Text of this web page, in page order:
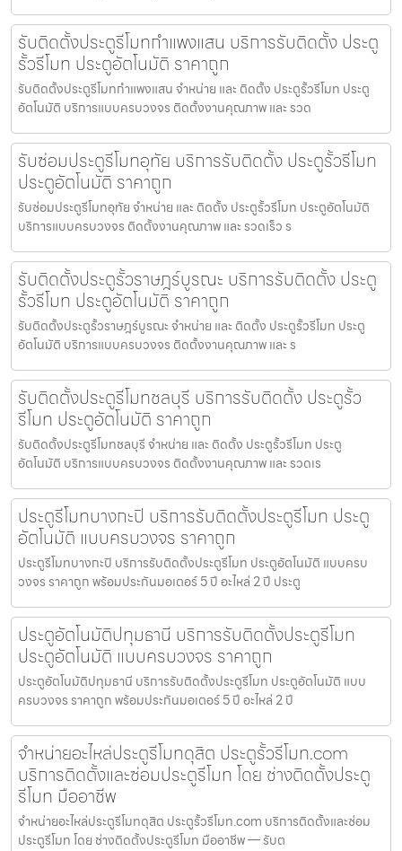
รับติดตั้งประตูรีโมทกำแพงแสน บริการรับติดตั้ง ประตู
รั้วรีโมท ประตูอัตโนมัติ ราคาถูก
รับติดตั้งประตูรีโมทกำแพงแสน จำหน่าย และ ติดตั้ง ประตูรั้วรีโมท ประตู
อัตโนมัติ บริการแบบครบวงจร ติดตั้งงานคุณภาพ และ รวด
รับซ่อมประตูรีโมทอุทัย บริการรับติดตั้ง ประตูรั้วรีโมท
ประตูอัตโนมัติ ราคาถูก
รับซ่อมประตูรีโมทอุทัย จำหน่าย และ ติดตั้ง ประตูรั้วรีโมท ประตูอัตโนมัติ
บริการแบบครบวงจร ติดตั้งงานคุณภาพ และ รวดเร็ว ร
รับติดตั้งประตูรั้วราษฎร์บูรณะ บริการรับติดตั้ง ประตู
รั้วรีโมท ประตูอัตโนมัติ ราคาถูก
รับติดตั้งประตูรั้วราษฎร์บูรณะ จำหน่าย และ ติดตั้ง ประตูรั้วรีโมท ประตู
อัตโนมัติ บริการแบบครบวงจร ติดตั้งงานคุณภาพ และ ร
รับติดตั้งประตูรีโมทชลบุรี บริการรับติดตั้ง ประตูรั้ว
รีโมท ประตูอัตโนมัติ ราคาถูก
รับติดตั้งประตูรีโมทชลบุรี จำหน่าย และ ติดตั้ง ประตูรั้วรีโมท ประตู
อัตโนมัติ บริการแบบครบวงจร ติดตั้งงานคุณภาพ และ รวดเร
ประตูรีโมทบางกะปิ บริการรับติดตั้งประตูรีโมท ประตู
อัตโนมัติ แบบครบวงจร ราคาถูก
ประตูรีโมทบางกะปิ บริการรับติดตั้งประตูรีโมท ประตูอัตโนมัติ แบบครบ
วงจร ราคาถูก พร้อมประกันมอเตอร์ 5 ปี อะไหล่ 2 ปี ประตู
ประตูอัตโนมัติปทุมธานี บริการรับติดตั้งประตูรีโมท
ประตูอัตโนมัติ แบบครบวงจร ราคาถูก
ประตูอัตโนมัติปทุมธานี บริการรับติดตั้งประตูรีโมท ประตูอัตโนมัติ แบบ
ครบวงจร ราคาถูก พร้อมประกันมอเตอร์ 5 ปี อะไหล่ 2 ปี
จำหน่ายอะไหล่ประตูรีโมทดุสิต ประตูรั้วรีโมท.com
บริการติดตั้งและซ่อมประตูรีโมท โดย ช่างติดตั้งประตู
รีโมท มืออาชีพ
จำหน่ายอะไหล่ประตูรีโมทดุสิต ประตูรั้วรีโมท.com บริการติดตั้งและซ่อม
ประตูรีโมท โดย ช่างติดตั้งประตูรีโมท มืออาชีพ — รับต